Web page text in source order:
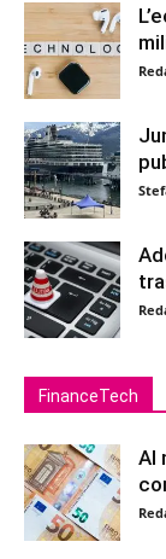
FinanceTech
AI